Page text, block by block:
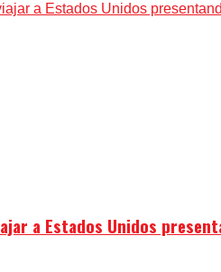
a Estados Unidos